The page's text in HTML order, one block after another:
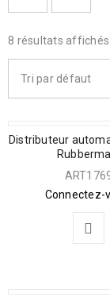
8 résultats affichés
Tri par défaut
Distributeur
Connectez-